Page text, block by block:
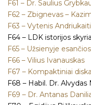
F61 – Dr. Saulius
F62 – Zbignevas –
F63 – Vytenis
F64 – LDK istorijos
F65 – Užsienyje
F66 – Vilius Ivanauskas
F67 – Kompaktiniai
F68 – Habil. Dr. Alvydas
F69 – Dr. Antanas